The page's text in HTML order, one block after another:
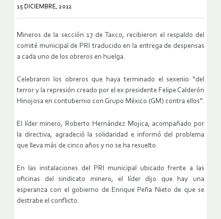
15 DICIEMBRE, 2012
Mineros de la sección 17 de Taxco, recibieron el respaldo del
comité municipal de PRI traducido en la entrega de despensas
a cada uno de los obreros en huelga.
Celebraron los obreros que haya terminado el sexenio “del
terror y la represión creado por el ex presidente Felipe Calderón
Hinojosa en contubernio con Grupo México (GM) contra ellos”.
El líder minero, Roberto Hernández Mojica, acompañado por
la directiva, agradeció la solidaridad e informó del problema
que lleva más de cinco años y no se ha resuelto.
En las instalaciones del PRI municipal ubicado frente a las
oficinas del sindicato minero, el líder dijo que hay una
esperanza con el gobierno de Enrique Peña Nieto de que se
destrabe el conflicto.